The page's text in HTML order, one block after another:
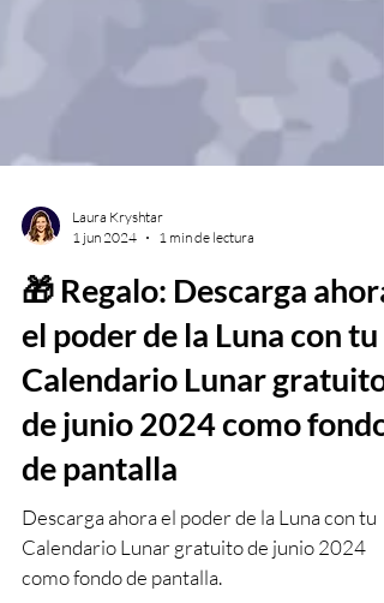
Laura Kryshtar
1 jun 2024
1 min de lectura
🎁 Regalo: Descarga ahora
el poder de la Luna con tu
Calendario Lunar gratuito
de junio 2024 como fondo
de pantalla
Descarga ahora el poder de la Luna con tu